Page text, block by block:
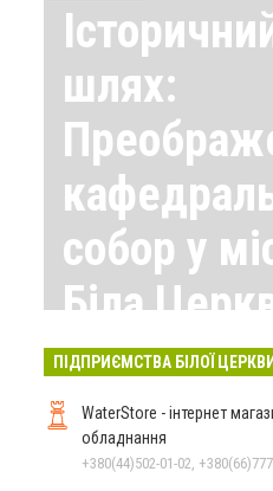
шлях:
собор у
Біла
Всі матеріали
ПІДПРИЄМСТВА БІЛОЇ
WaterStore - інтернет
обладнання